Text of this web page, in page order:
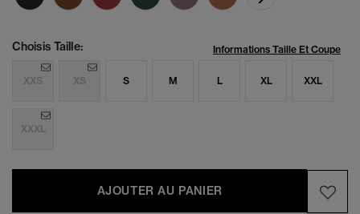
Choisis Taille: Informations Taille Et Coupe
XXS XS S M L XL XXL
XXXL
AJOUTER AU PANIER